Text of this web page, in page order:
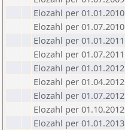
Elozahl per 01.01.2010
Elozahl per 01.07.2010
Elozahl per 01.01.2011
Elozahl per 01.07.2011
Elozahl per 01.01.2012
Elozahl per 01.04.2012
Elozahl per 01.07.2012
Elozahl per 01.10.2012
Elozahl per 01.01.2013